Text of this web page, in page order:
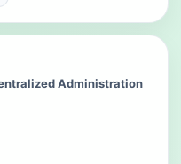
Administration